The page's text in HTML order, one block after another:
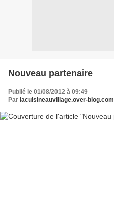
Nouveau partenaire
Publié le 01/08/2012 à 09:49
Par lacuisineauvillage.over-blog.com